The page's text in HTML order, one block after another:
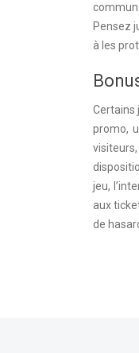
Pensez
à les
Certains
promo,
jeu,
aux
de